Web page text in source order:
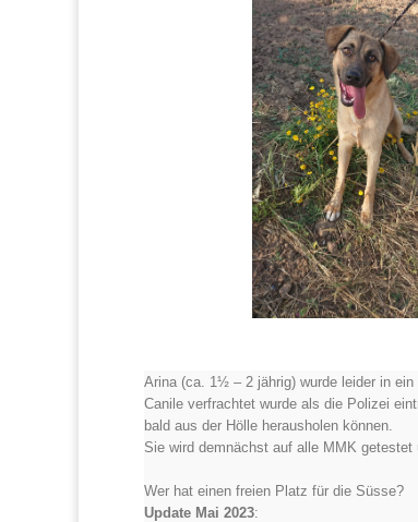
Arina (ca. 1½ – 2 jährig) wurde leider in
Canile verfrachtet wurde als die Polizei
bald aus der Hölle herausholen können.
Sie wird demnächst auf alle MMK
Wer hat einen freien Platz für die Süsse?
Update Mai 2023: